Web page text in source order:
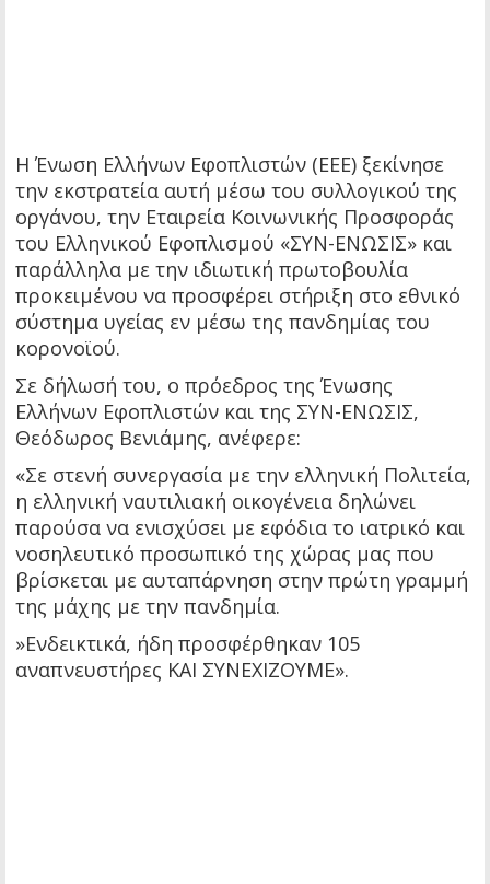
Η Ένωση Ελλήνων Εφοπλιστών (ΕΕΕ) ξεκίνησε
την εκστρατεία αυτή μέσω του συλλογικού της
οργάνου, την Εταιρεία Κοινωνικής Προσφοράς
του Ελληνικού Εφοπλισμού «ΣΥΝ-ΕΝΩΣΙΣ» και
παράλληλα με την ιδιωτική πρωτοβουλία
προκειμένου να προσφέρει στήριξη στο εθνικό
σύστημα υγείας εν μέσω της πανδημίας του
κορονοϊού.
Σε δήλωσή του, ο πρόεδρος της Ένωσης
Ελλήνων Εφοπλιστών και της ΣΥΝ-ΕΝΩΣΙΣ,
Θεόδωρος Βενιάμης, ανέφερε:
«Σε στενή συνεργασία με την ελληνική Πολιτεία,
η ελληνική ναυτιλιακή οικογένεια δηλώνει
παρούσα να ενισχύσει με εφόδια το ιατρικό και
νοσηλευτικό προσωπικό της χώρας μας που
βρίσκεται με αυταπάρνηση στην πρώτη γραμμή
της μάχης με την πανδημία.
»Ενδεικτικά, ήδη προσφέρθηκαν 105
αναπνευστήρες ΚΑΙ ΣΥΝΕΧΙΖΟΥΜΕ».